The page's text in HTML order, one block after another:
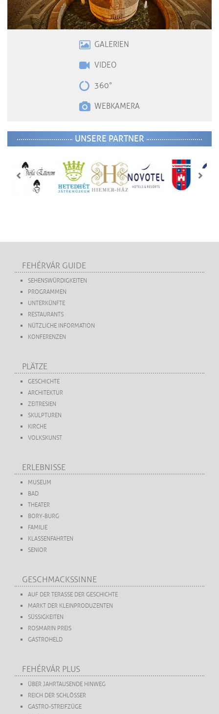
GALERIEN
VIDEO
360°
WEBKAMERA
UNSERE PARTNER
FEHÉRVÁR GUIDE
SEHENSWÜRDIGKEITEN
PROGRAMMEN
UNTERKÜNFTE
RESTAURANTS
NÜTZLICHE INFORMATION
KONFERENZEN
PLÄTZE
GESCHICHTE
ARCHITEKTUR
ZEITRESIEN
SKULPTUREN
KIRCHE
VOLKSKUNST
ERLEBNISSE
MUSEUM
BAD
THEATER
BORY-BURG
FAMILIE
KLASSENFAHRTEN
SENIOR
GESCHMACKSSINNE
AUF DER TERASSE DER GESCHICHTE
MARKT DER KLEINPRODUZENTEN
SÜSSIGKEITEN
ROSMARIN PREIS
GASTROHELD
FEHÉRVÁR PLUS
ÜBER JAHRTAUSENDE HINWEG
REICH DER SCHLÖSSER
GASTRO-STREIFZÜGE